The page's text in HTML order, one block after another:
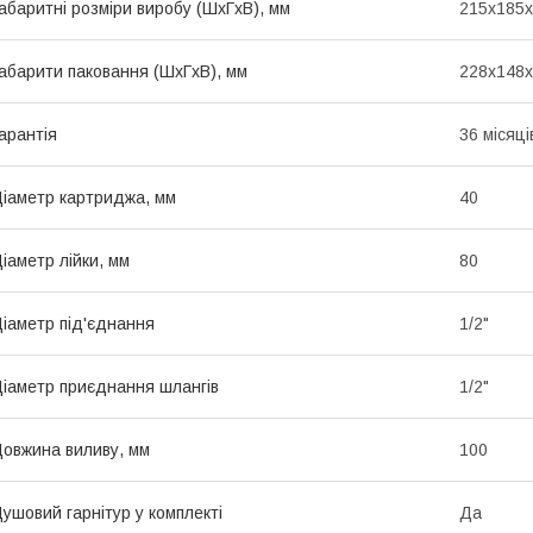
розміри виробу (ШхГхВ), мм
паковання (ШхГхВ), мм
36
картриджа, мм 40
лійки, мм 80
під'єднання 1/2"
приєднання шлангів 1/2"
виливу, мм 100
гарнітур у комплекті Да